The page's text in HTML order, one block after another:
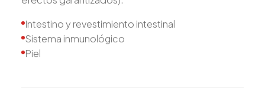
Intestino y revestimiento intestinal
Sistema inmunológico
Piel